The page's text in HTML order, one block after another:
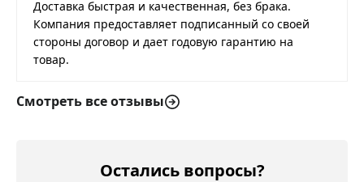
Доставка быстрая и качественная, без брака.
Компания предоставляет подписанный со своей
стороны договор и дает годовую гарантию на
товар.
Смотреть все отзывы
Остались вопросы?